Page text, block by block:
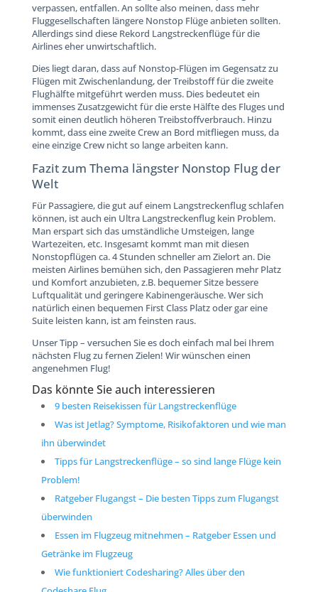
verpassen, entfallen. An sollte also meinen, dass mehr
Fluggesellschaften längere Nonstop Flüge anbieten sollten.
Allerdings sind diese Rekord Langstreckenflüge für die
Airlines eher unwirtschaftlich.
Dies liegt daran, dass auf Nonstop-Flügen im Gegensatz zu
Flügen mit Zwischenlandung, der Treibstoff für die zweite
Flughälfte mitgeführt werden muss. Dies bedeutet ein
immenses Zusatzgewicht für die erste Hälfte des Fluges und
somit einen deutlich höheren Treibstoffverbrauch. Hinzu
kommt, dass eine zweite Crew an Bord mitfliegen muss, da
eine einzige Crew nicht so lange arbeiten kann.
Fazit zum Thema längster Nonstop Flug der
Welt
Für Passagiere, die gut auf einem Langstreckenflug schlafen
können, ist auch ein Ultra Langstreckenflug kein Problem.
Man erspart sich das umständliche Umsteigen, lange
Wartezeiten, etc. Insgesamt kommt man mit diesen
Nonstopflügen ca. 4 Stunden schneller am Zielort an. Die
meisten Airlines bemühen sich, den Passagieren mehr Platz
und Komfort anzubieten, z.B. bequemer Sitze bessere
Luftqualität und geringere Kabinengeräusche. Wer sich
natürlich einen bequemen First Class Platz oder gar eine
Suite leisten kann, ist am feinsten raus.
Unser Tipp – versuchen Sie es doch einfach mal bei Ihrem
nächsten Flug zu fernen Zielen! Wir wünschen einen
angenehmen Flug!
Das könnte Sie auch interessieren
9 besten Reisekissen für Langstreckenflüge
Was ist Jetlag? Symptome, Risikofaktoren und wie man
ihn überwindet
Tipps für Langstreckenflüge – so sind lange Flüge kein
Problem!
Ratgeber Flugangst – Die besten Tipps zum Flugangst
überwinden
Essen im Flugzeug mitnehmen – Ratgeber Essen und
Getränke im Flugzeug
Wie funktioniert Codesharing? Alles über den